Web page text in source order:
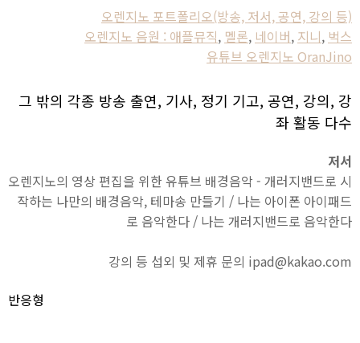
오렌지노 포트폴리오(방송, 저서, 공연, 강의 등)
오렌지노 음원 : 애플뮤직, 멜론, 네이버, 지니, 벅스
유튜브 오렌지노 OranJino
그 밖의 각종 방송 출연, 기사, 정기 기고, 공연, 강의, 강
좌 활동 다수
저서
오렌지노의 영상 편집을 위한 유튜브 배경음악 - 개러지밴드로 시
작하는 나만의 배경음악, 테마송 만들기 / 나는 아이폰 아이패드
로 음악한다 / 나는 개러지밴드로 음악한다
강의 등 섭외 및 제휴 문의 ipad@kakao.com
반응형